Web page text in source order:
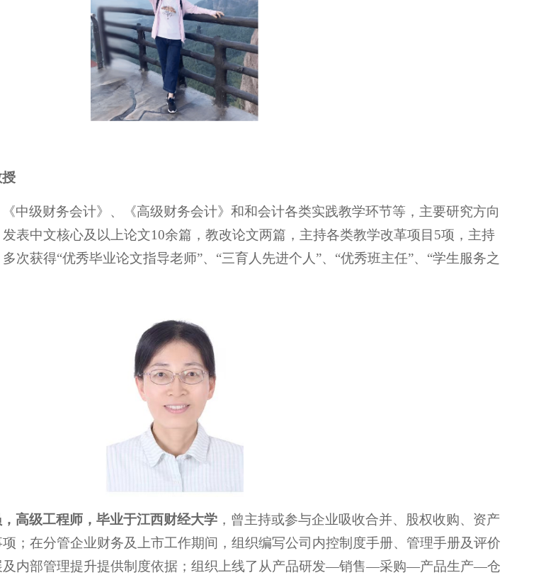
中级财务会计》、《高级财务会计》和和会计各类实践教学环节等，主要研究方向
表中文核心及以上论文10余篇，教改论文两篇，主持各类教学改革项目5项，主持
次获得“优秀毕业论文指导老师”、“三育人先进个人”、“优秀班主任”、“学生服务之
高级工程师，毕业于江西财经大学 ，曾主持或参与企业吸收合并、股权收购、资产
；在分管企业财务及上市工作期间，组织编写公司内控制度手册、管理手册及评价
及内部管理提升提供制度依据；组织上线了从产品研发—销售—采购—产品生产—仓